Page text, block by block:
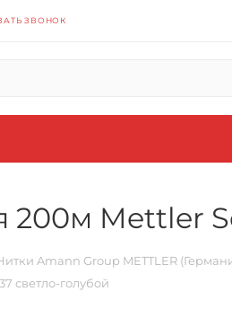
ЗВОНОК
Mettler
Amann Group METTLER
светло-голубой